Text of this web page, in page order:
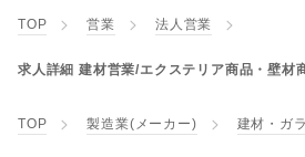
TOP 営業 法人営業
求人詳細 建材営業/エクステリア商品・壁材
TOP 製造業(メーカー) 建材・ガ